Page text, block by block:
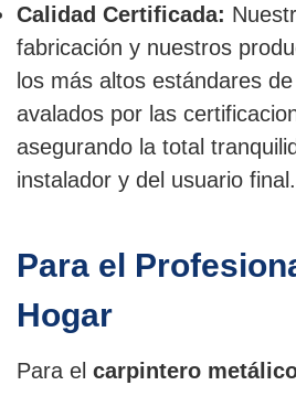
Calidad Certificada:
fabricación y nuestros
los más altos estándares
avalados por las
asegurando la total
instalador y del usuario final.
Para el
Hogar
Para el carpintero